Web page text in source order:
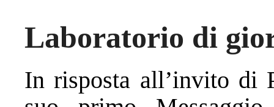
Laboratorio di
In risposta all’invito di